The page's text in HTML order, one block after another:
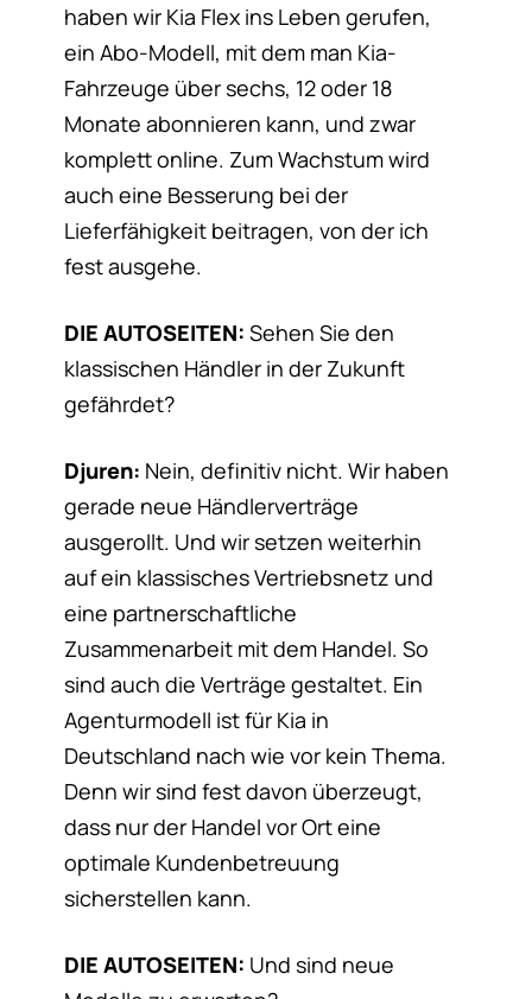
haben wir Kia Flex ins Leben gerufen,
ein Abo-Modell, mit dem man Kia-
Fahrzeuge über sechs, 12 oder 18
Monate abonnieren kann, und zwar
komplett online. Zum Wachstum wird
auch eine Besserung bei der
Lieferfähigkeit beitragen, von der ich
fest ausgehe.
DIE AUTOSEITEN: Sehen Sie den
klassischen Händler in der Zukunft
gefährdet?
Djuren: Nein, definitiv nicht. Wir haben
gerade neue Händlerverträge
ausgerollt. Und wir setzen weiterhin
auf ein klassisches Vertriebsnetz und
eine partnerschaftliche
Zusammenarbeit mit dem Handel. So
sind auch die Verträge gestaltet. Ein
Agenturmodell ist für Kia in
Deutschland nach wie vor kein Thema.
Denn wir sind fest davon überzeugt,
dass nur der Handel vor Ort eine
optimale Kundenbetreuung
sicherstellen kann.
DIE AUTOSEITEN: Und sind neue